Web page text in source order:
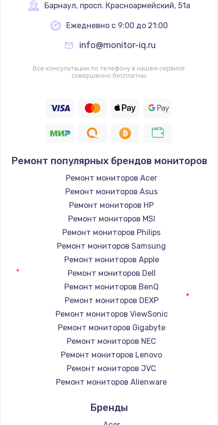
от 880 руб.
Заказать
Замена USB порта
от 1260 руб.
Замена микрофона
от 550 руб.
Заказать
Чистка от пыли
от 990 руб.
Заказать
Настройка Wi-Fi
от 1030 руб.
Заказать
Замена звуковой карты
от 1100 руб.
Заказать
от 2500 руб.
Барнаул, просп. Красноармейский, 51а
Ежедневно с 9:00 до 21:00
info@monitor-iq.ru
Все консультации по телефону в нашем сервисе
совершенно бесплатны
Ремонт популярных брендов мониторов
Ремонт мониторов Acer
Ремонт мониторов Asus
Ремонт мониторов HP
Ремонт мониторов MSI
Ремонт мониторов Philips
Ремонт мониторов Samsung
Ремонт мониторов Apple
Ремонт мониторов Dell
Ремонт мониторов BenQ
Ремонт мониторов DEXP
Ремонт мониторов ViewSonic
Ремонт мониторов Gigabyte
Ремонт мониторов NEC
Ремонт мониторов Lenovo
Ремонт мониторов JVC
Ремонт мониторов Alienware
Ремонт мониторов Thunderobot
Ремонт мониторов Hisense
Бренды